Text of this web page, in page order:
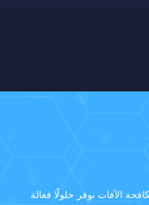
الآفات نوفر حلولًا فعالة